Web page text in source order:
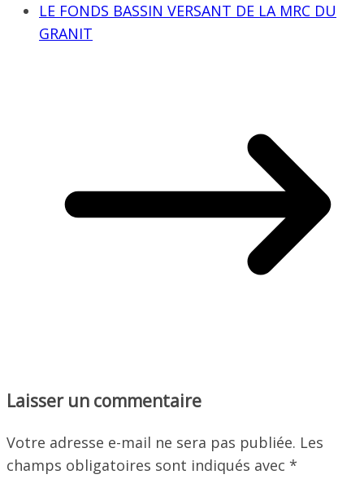
LE FONDS BASSIN VERSANT DE LA MRC DU
GRANIT
Laisser un commentaire
Votre adresse e-mail ne sera pas publiée. Les
champs obligatoires sont indiqués avec *